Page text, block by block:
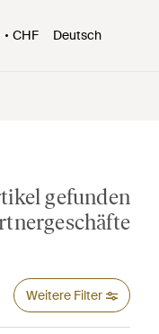
CHF Deutsch
gefunden
Weitere Filter